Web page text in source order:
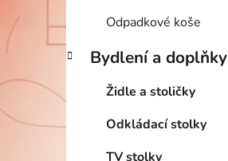
Odpadkové koše
Bydlení a doplňky
Židle a stoličky
Odkládací stolky
TV stolky